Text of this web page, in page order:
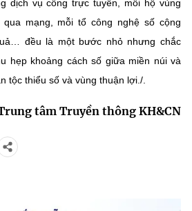
dịch vụ công trực tuyến, mỗi hộ vùng
mạng, mỗi tổ công nghệ số cộng
đều là một bước nhỏ nhưng chắc
hẹp khoảng cách số giữa miền núi và
tộc thiểu số và vùng thuận lợi./.
tâm Truyền thông KH&CN